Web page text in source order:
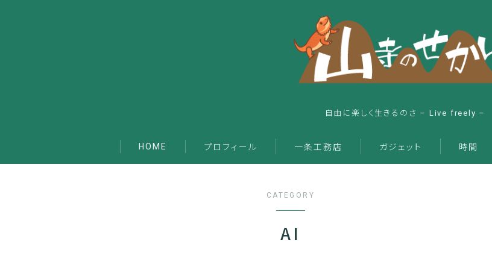
自由に楽しく生きるのさ – Live freely –
HOME プロフィール 一条工務店 ガジェット 時間
CATEGORY
AI